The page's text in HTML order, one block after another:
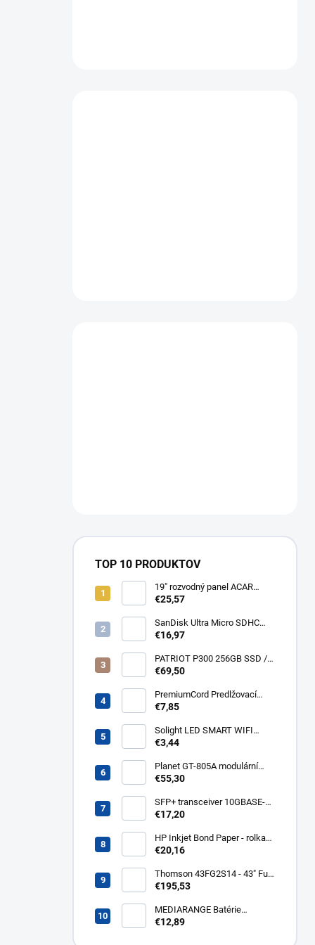
TOP 10 PRODUKTOV
19" rozvodný panel ACAR
8x230V, vypínač, indikátor
kabel 3m Acar S8 FA
€25,57
SanDisk Ultra Micro SDHC
32GB 120MB/s A1+ada
€16,97
PATRIOT P300 256GB SSD /
Interní / M.2 PCIe Gen3 x4
P300P256GM28
€69,50
PremiumCord Predlžovací
kábel - sieť 230V, IEC 320 C13
€7,85
Solight LED SMART WIFI
žiarovka, GU10, 5W, RGB,
€3,44
Planet GT-805A modulární
konvertor Gigabit
805A
€55,30
SFP+ transceiver 10GBASE-
SR/SW, multirate, MM, OM3-
850nm VCSEL, LC dup., DMI ,
DELL komp.. SFP-PLUS-SR-
€17,20
HP Inkjet Bond Paper - rolka
24'' Q1396A
€20,16
Thomson 43FG2S14 - 43" Full
HD, Google TV, LED, čierny
€195,53
MEDIARANGE Batérie
nabíjateľné AAA, USB-C, 4ks
€12,89